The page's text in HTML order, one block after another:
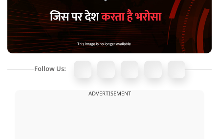
Follow Us:
ADVERTISEMENT